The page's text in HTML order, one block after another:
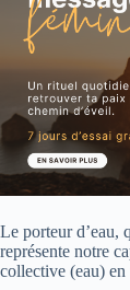
Le porteur d’eau,
représente notre
collective (eau)